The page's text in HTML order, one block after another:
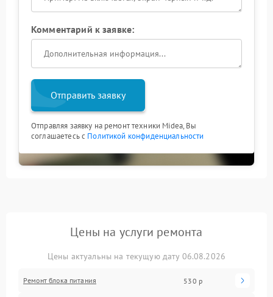
Комментарий к заявке:
Отправить заявку
Отправляя заявку на ремонт техники Midea, Вы
соглашаетесь с Политикой конфиденциальности
Цены на услуги ремонта
Цены актуальны на текущую дату 06.08.2026
Ремонт блока питания 530 р